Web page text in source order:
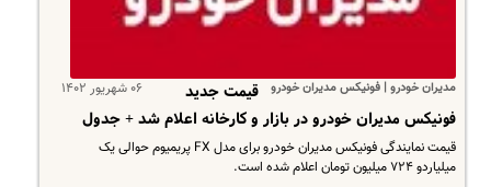
مدیران خودرو | فونیکس مدیران خودرو ۰۶ شهریور ۱۴۰۲
قیمت جدید
فونیکس مدیران خودرو در بازار و کارخانه اعلام شد + جدول
قیمت نمایندگی فونیکس مدیران خودرو برای مدل FX پریمیوم حوالی یک
میلیاردو ۷۲۴ میلیون تومان اعلام شده است.